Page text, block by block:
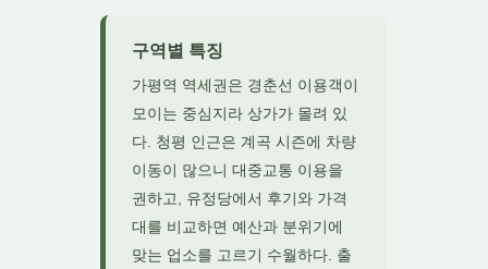
구역별 특징
가평역 역세권은 경춘선 이용객이
모이는 중심지라 상가가 몰려 있
다. 청평 인근은 계곡 시즌에 차량
이동이 많으니 대중교통 이용을
권하고, 유정당에서 후기와 가격
대를 비교하면 예산과 분위기에
맞는 업소를 고르기 수월하다. 출